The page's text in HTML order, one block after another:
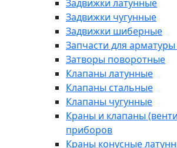
Задвижки латунные
Задвижки чугунные
Задвижки шиберные
Запчасти для
Затворы поворотные
Клапаны латунные
Клапаны стальные
Клапаны чугунные
Краны и клапаны
приборов
Краны конусные